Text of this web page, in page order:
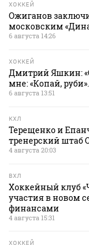
ХОККЕЙ
Ожиганов
московским
6 августа 14:26
ХОККЕЙ
Дмитрий Яшкин:
мне: «Копай,
6 августа 13:51
КХЛ
Терещенко и
тренерский штаб
4 августа 20:03
ВХЛ
Хоккейный клуб
участия в новом
финансами
4 августа 15:31
ХОККЕЙ